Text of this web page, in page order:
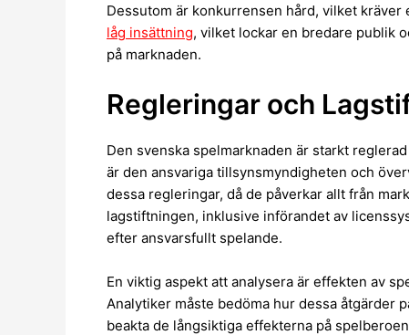
Dessutom är konkurrensen hård, vilket
låg insättning, vilket lockar en bredare publik
på marknaden.
Regleringar och
Den svenska spelmarknaden är starkt
är den ansvariga tillsynsmyndigheten och
dessa regleringar, då de påverkar allt från
lagstiftningen, inklusive införandet av
efter ansvarsfullt spelande.
En viktig aspekt att analysera är effekten av
Analytiker måste bedöma hur dessa åtgärder
beakta de långsiktiga effekterna på